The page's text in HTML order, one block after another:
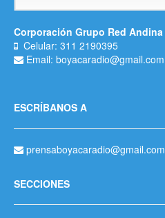
Corporación Grupo Red Andina
Celular: 311 2190395
Email: boyacaradio@gmail.com
ESCRÍBANOS A
prensaboyacaradio@gmail.com
SECCIONES